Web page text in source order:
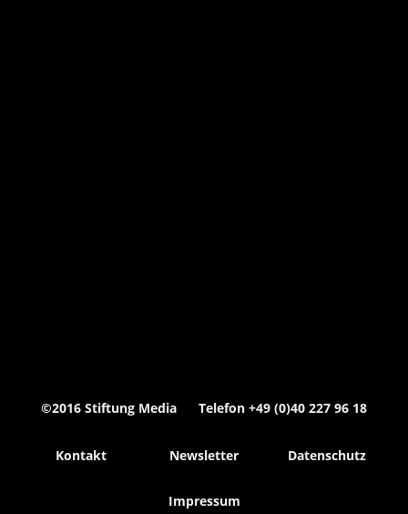
©2016 Stiftung Media Telefon +49 (0)40 227 96 18